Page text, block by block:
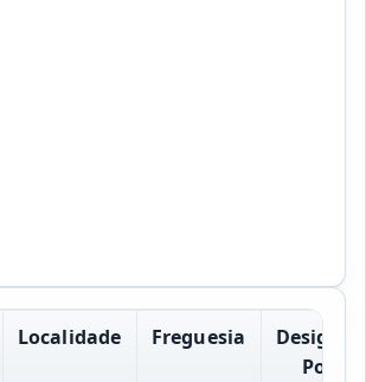
Localidade Freguesia
Postal